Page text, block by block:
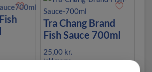
Tra Chang Brand
Fish Sauce 700ml
25,00 kr.
Inkl.moms